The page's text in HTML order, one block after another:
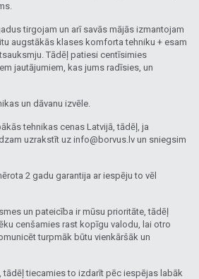
tirgojam un arī savās mājās izmantojam
augstākās klases komforta tehniku + esam
Tādēļ patiesi centīsimies
jautājumiem, kas jums radīsies, un
un dāvanu izvēle.
tehnikas cenas Latvijā, tādēļ, ja
uzrakstīt uz info@borvus.lv un sniegsim
2 gadu garantija ar iespēju to vēl
un pateicība ir mūsu prioritāte, tādēļ
cenšamies rast kopīgu valodu, lai otro
turpmāk būtu vienkāršāk un
tādēļ tiecamies to izdarīt pēc iespējas labāk